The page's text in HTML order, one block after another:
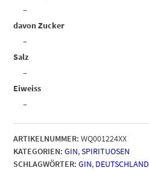
–
davon Zucker
–
Salz
–
Eiweiss
–
ARTIKELNUMMER: WQ001224XX
KATEGORIEN: GIN,SPIRITUOSEN
SCHLAGWÖRTER: GIN, DEUTSCHLAND